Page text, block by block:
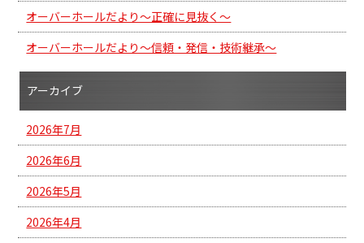
オーバーホールだより～正確に見抜く～
オーバーホールだより～信頼・発信・技術継承～
アーカイブ
2026年7月
2026年6月
2026年5月
2026年4月